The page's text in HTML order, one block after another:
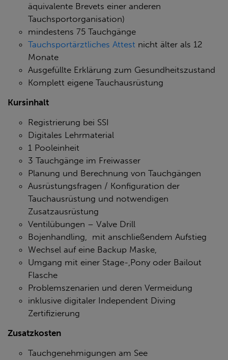
äquivalente Brevets einer anderen
Tauchsportorganisation)
mindestens 75 Tauchgänge
Tauchsportärztliches Attest nicht älter als 12
Monate
Ausgefüllte Erklärung zum Gesundheitszustand
Komplett eigene Tauchausrüstung
Kursinhalt
Registrierung bei SSI
Digitales Lehrmaterial
1 Pooleinheit
3 Tauchgänge im Freiwasser
Planung und Berechnung von Tauchgängen
Ausrüstungsfragen / Konfiguration der
Tauchausrüstung und notwendigen
Zusatzausrüstung
Ventilübungen – Valve Drill
Bojenhandling, mit anschließendem Aufstieg
Wechsel auf eine Backup Maske,
Umgang mit einer Stage-,Pony oder Bailout
Flasche
Problemszenarien und deren Vermeidung
inklusive digitaler Independent Diving
Zertifizierung
Zusatzkosten
Tauchgenehmigungen am See